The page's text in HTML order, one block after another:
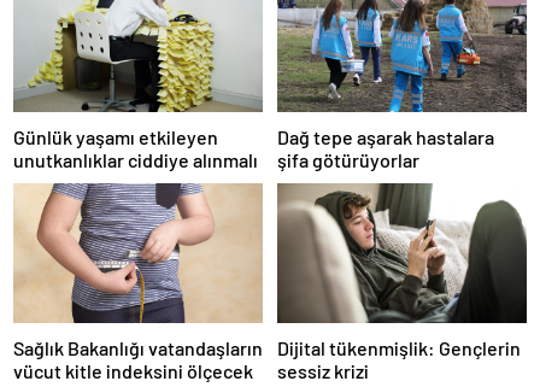
Günlük yaşamı etkileyen
unutkanlıklar ciddiye alınmalı
Dağ tepe aşarak hastalara
şifa götürüyorlar
Sağlık Bakanlığı vatandaşların
vücut kitle indeksini ölçecek
Dijital tükenmişlik: Gençlerin
sessiz krizi